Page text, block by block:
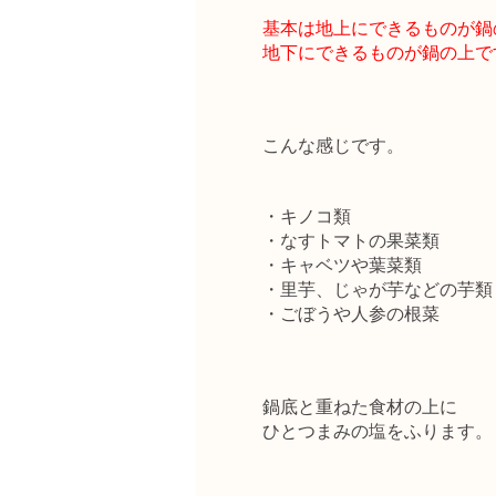
基本は地上にできるものが
地下にできるものが鍋の上で
こんな感じです。
・キノコ類
・なすトマトの果菜類
・キャベツや葉菜類
・里芋、じゃが芋などの芋類
・ごぼうや人参の根菜
鍋底と重ねた食材の上に
ひとつまみの塩をふります。